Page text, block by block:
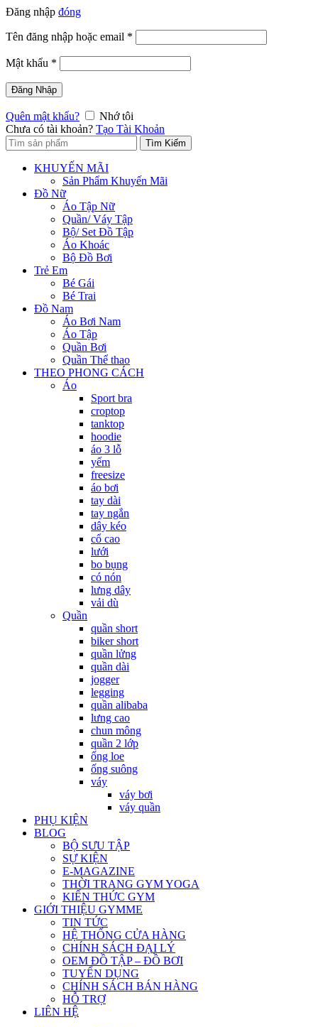
Đăng nhập đóng
Tên đăng nhập hoặc email *
Mật khẩu *
Đăng Nhập
Quên mật khẩu?
Nhớ tôi
Chưa có tài khoản? Tạo Tài Khoản
Tìm:
Tìm Kiếm
KHUYẾN MÃI
Sản Phẩm Khuyến Mãi
Đồ Nữ
Áo Tập Nữ
Quần/ Váy Tập
Bộ/ Set Đồ Tập
Áo Khoác
Bộ Đồ Bơi
Trẻ Em
Bé Gái
Bé Trai
Đồ Nam
Áo Bơi Nam
Áo Tập
Quần Bơi
Quần Thể thao
THEO PHONG CÁCH
Áo
Sport bra
croptop
tanktop
hoodie
áo 3 lỗ
yếm
freesize
áo bơi
tay dài
tay ngắn
dây kéo
cổ cao
lưới
bo bụng
có nón
lưng dây
vải dù
Quần
quần short
biker short
quần lửng
quần dài
jogger
legging
quần alibaba
lưng cao
chun mông
quần 2 lớp
ống loe
ống suông
váy
váy bơi
váy quần
PHỤ KIỆN
BLOG
BỘ SƯU TẬP
SỰ KIỆN
E-MAGAZINE
THỜI TRANG GYM YOGA
KIẾN THỨC GYM
GIỚI THIỆU GYMME
TIN TỨC
HỆ THỐNG CỬA HÀNG
CHÍNH SÁCH ĐẠI LÝ
OEM ĐỒ TẬP – ĐỒ BƠI
TUYỂN DỤNG
CHÍNH SÁCH BÁN HÀNG
HỖ TRỢ
LIÊN HỆ